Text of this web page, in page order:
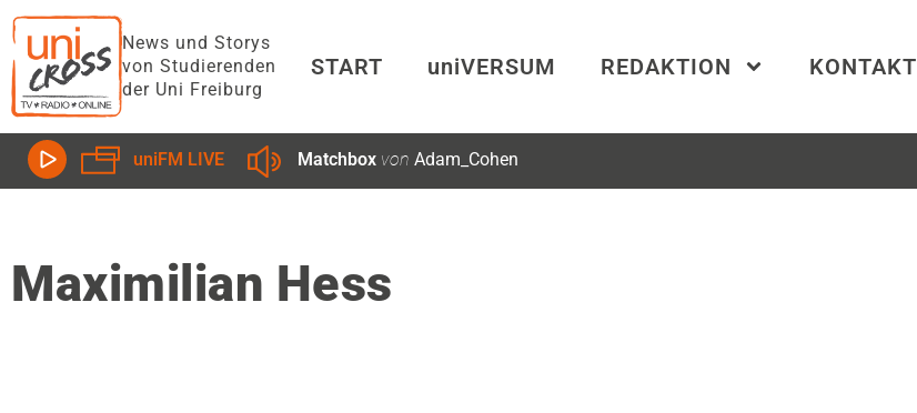
News und Storys
von Studierenden
der Uni Freiburg
START uniVERSUM REDAKTION KONTAKT
uniFM LIVE Matchbox von Adam_Cohen
Maximilian Hess